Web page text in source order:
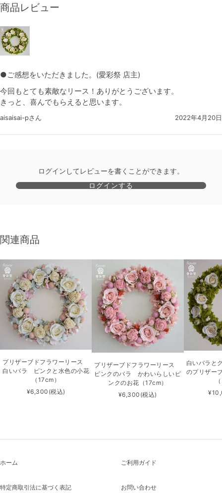
商品レビュー
●ご感想をいただきました。(愛彩祭 店主)
今回もとても素敵なリース！ありがとうございます。
きっと、喜んでもらえると思います。
aisaisai-pさん 2022年4月20日
ログインしてレビューを書くことができます。
ログインする
関連商品
プリザーブドフラワーリース
白いバラ ピンクと水色の小花
（17cm）
¥6,300 (税込)
プリザーブドフラワーリース
ピンクのバラ かわいらしいピ
ンクのお花（17cm）
¥6,300 (税込)
白いバラと
のプリザー
ホーム ご利用ガイド
特定商取引法に基づく表記 お問い合わせ